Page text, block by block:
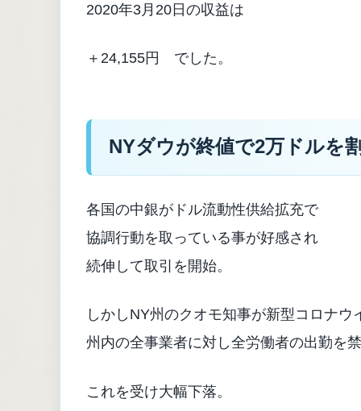
2020年3月20日の収益は
＋24,155円 でした。
NYダウが終値で2万ドルを
各国の中銀がドル流動性供給拡充で
協調行動を取っている事が好感され
続伸して取引を開始。
しかしNY州のクオモ知事が新型コロナウ
州内の全事業者に対し全労働者の出勤を
これを受け大幅下落。